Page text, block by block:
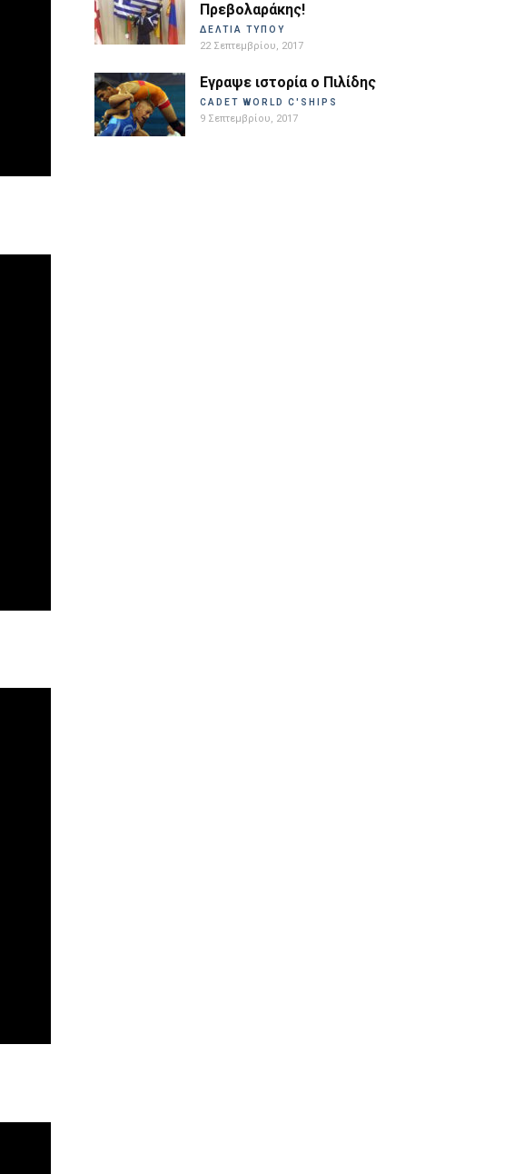
Πρεβολαράκης!
ΔΕΛΤΙΑ ΤΥΠΟΥ
22 Σεπτεμβρίου, 2017
Εγραψε ιστορία ο Πιλίδης
CADET WORLD C'SHIPS
9 Σεπτεμβρίου, 2017